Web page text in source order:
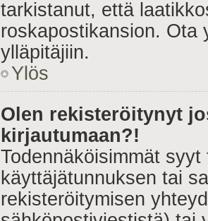
tarkistanut, että
roskapostikansion. Ota
ylläpitäjiin.
Ylös
Olen rekisteröitynyt
kirjautumaan?!
Todennäköisimmät
käyttäjätunnuksen tai
rekisteröitymisen